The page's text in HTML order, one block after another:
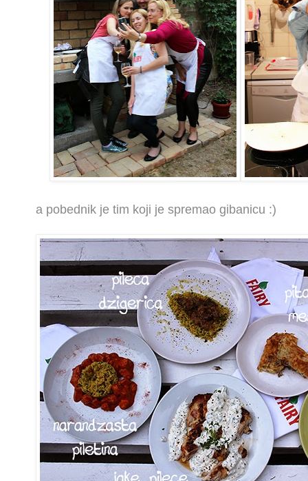
a pobednik je tim koji je spremao gibanicu :)